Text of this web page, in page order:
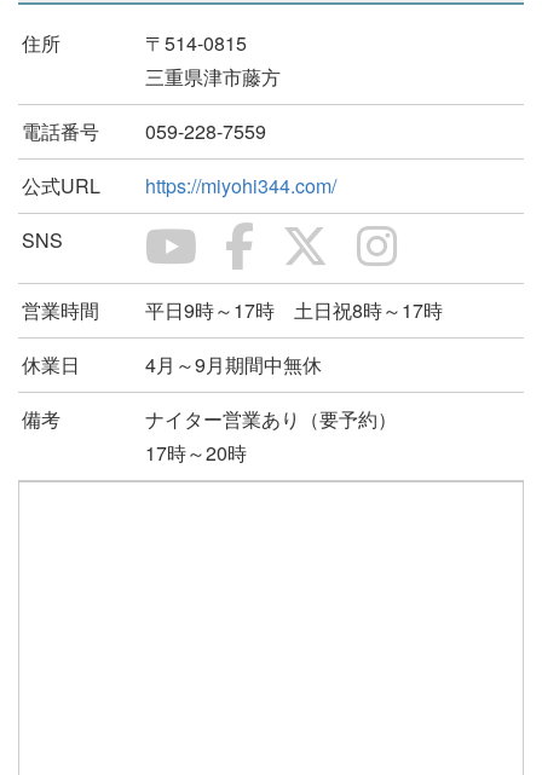
住所
〒514-0815
三重県津市藤方
電話番号
059-228-7559
公式URL
https://miyohi344.com/
SNS
営業時間
平日9時～17時 土日祝8時～17時
休業日
4月～9月期間中無休
備考
ナイター営業あり（要予約）
17時～20時